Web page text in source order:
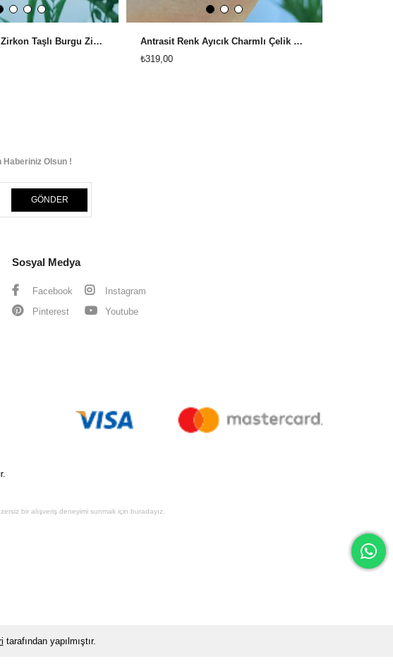
Altın Kaplama Zirkon Taşlı Burgu Zincirli Ata Çelik Bileklik
Antrasit Renk Ayıcık Charmlı Çelik Bileklik
₺319,00
Haberiniz Olsun !
GÖNDER
Sosyal Medya
Facebook
Instagram
Pinterest
Youtube
bir alışveriş deneyimi sunmak için buradayız.
tarafından yapılmıştır.